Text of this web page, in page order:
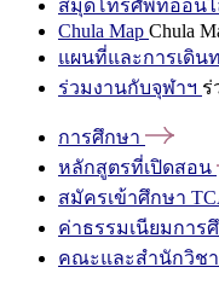
สมุดโทรศัพท์ออน
Chula Map Chula
แผนที่และการเดิน
ร่วมงานกับจุฬาฯ ร่
การศึกษา
หลักสูตรที่เปิดสอน
สมัครเข้าศึกษา
ค่าธรรมเนียมการ
คณะและสำนักวิชา